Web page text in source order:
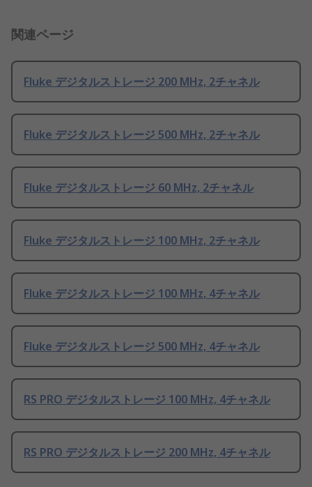
関連ページ
Fluke デジタルストレージ 200 MHz, 2チャネル
Fluke デジタルストレージ 500 MHz, 2チャネル
Fluke デジタルストレージ 60 MHz, 2チャネル
Fluke デジタルストレージ 100 MHz, 2チャネル
Fluke デジタルストレージ 100 MHz, 4チャネル
Fluke デジタルストレージ 500 MHz, 4チャネル
RS PRO デジタルストレージ 100 MHz, 4チャネル
RS PRO デジタルストレージ 200 MHz, 4チャネル